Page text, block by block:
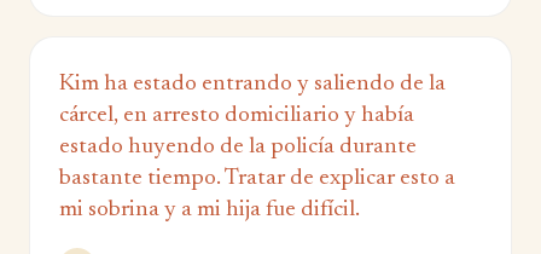
Kim ha estado entrando y saliendo de la
cárcel, en arresto domiciliario y había
estado huyendo de la policía durante
bastante tiempo. Tratar de explicar esto a
mi sobrina y a mi hija fue difícil.